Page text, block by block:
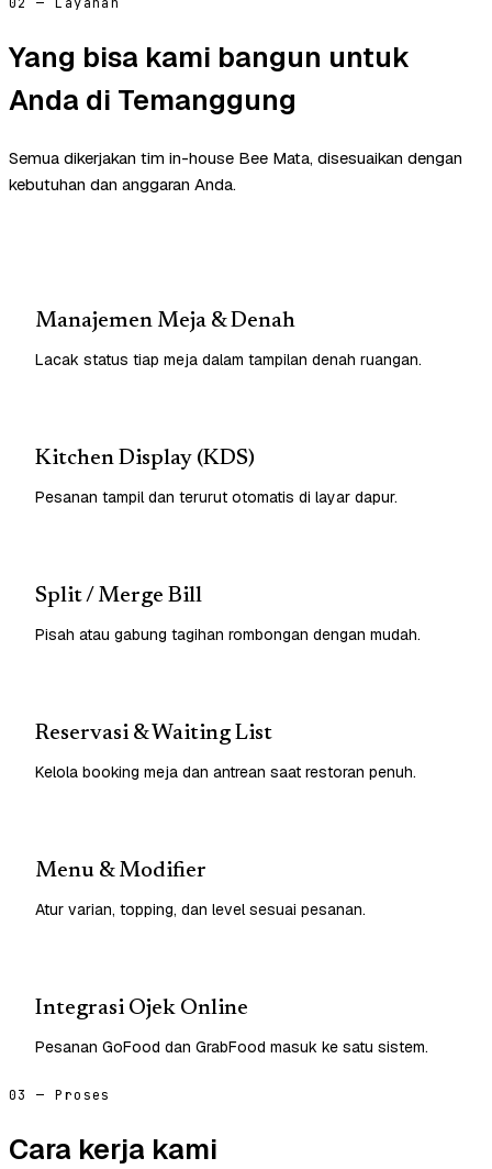
Yang bisa kami bangun untuk
Anda di Temanggung
Semua dikerjakan tim in-house Bee Mata, disesuaikan dengan
kebutuhan dan anggaran Anda.
Manajemen Meja & Denah
Lacak status tiap meja dalam tampilan denah ruangan.
Kitchen Display (KDS)
Pesanan tampil dan terurut otomatis di layar dapur.
Split / Merge Bill
Pisah atau gabung tagihan rombongan dengan mudah.
Reservasi & Waiting List
Kelola booking meja dan antrean saat restoran penuh.
Menu & Modifier
Atur varian, topping, dan level sesuai pesanan.
Integrasi Ojek Online
Pesanan GoFood dan GrabFood masuk ke satu sistem.
03 — Proses
Cara kerja kami